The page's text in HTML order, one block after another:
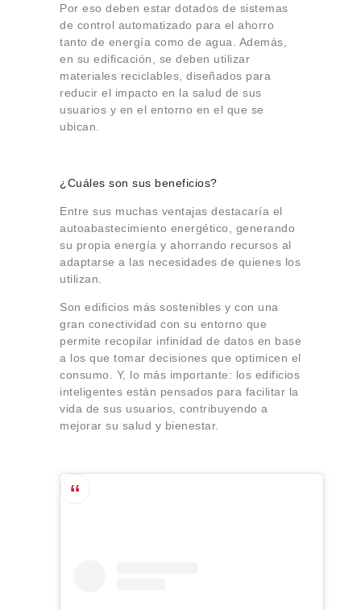
Por eso deben estar dotados de sistemas
de control automatizado para el ahorro
tanto de energía como de agua. Además,
en su edificación, se deben utilizar
materiales reciclables, diseñados para
reducir el impacto en la salud de sus
usuarios y en el entorno en el que se
ubican.
¿Cuáles son sus beneficios?
Entre sus muchas ventajas destacaría el
autoabastecimiento energético, generando
su propia energía y ahorrando recursos al
adaptarse a las necesidades de quienes los
utilizan.
Son edificios más sostenibles y con una
gran conectividad con su entorno que
permite recopilar infinidad de datos en base
a los que tomar decisiones que optimicen el
consumo. Y, lo más importante: los edificios
inteligentes están pensados para facilitar la
vida de sus usuarios, contribuyendo a
mejorar su salud y bienestar.